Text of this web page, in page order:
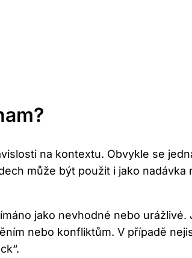
na kontextu. ‍Obvykle se
může být použit‍ i jako nadávka
jako nevhodné nebo urážlivé.
nebo konfliktům. V⁤ případě